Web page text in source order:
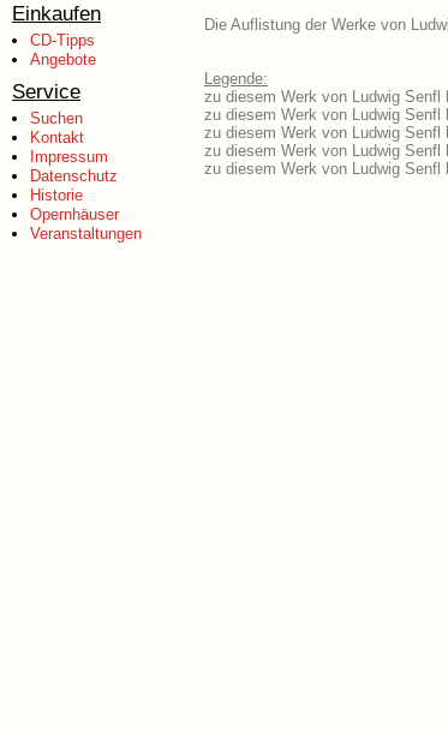
Einkaufen
CD-Tipps
Angebote
Service
Suchen
Kontakt
Impressum
Datenschutz
Historie
Opernhäuser
Veranstaltungen
Die Auflistung der Werke von
Legende:
zu diesem Werk von Ludwig
zu diesem Werk von Ludwig Senfl
zu diesem Werk von Ludwig Senfl
zu diesem Werk von Ludwig
zu diesem Werk von Ludwig Senfl